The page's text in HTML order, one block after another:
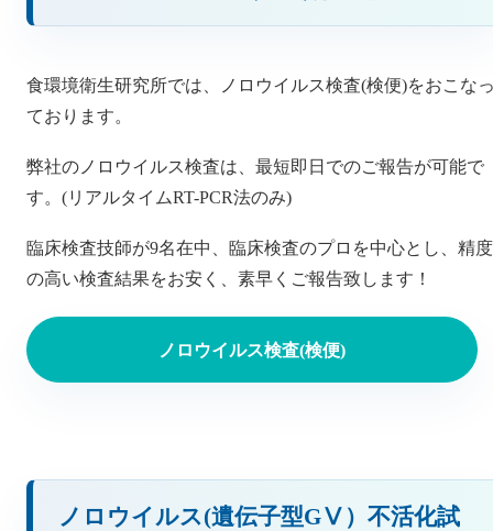
食環境衛生研究所では、ノロウイルス検査(検便)をおこな
ております。
弊社のノロウイルス検査は、最短即日でのご報告が可能で
す。(リアルタイムRT-PCR法のみ)
臨床検査技師が9名在中、臨床検査のプロを中心とし、精度
の高い検査結果をお安く、素早くご報告致します！
ノロウイルス検査(検便)
ノロウイルス(遺伝子型GⅤ）不活化試